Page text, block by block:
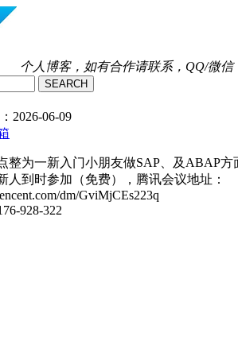
个人博客，如有合作请联系，QQ/微信
SEARCH
2026-06-09
整为一新入门小朋友做SAP、及ABAP方
人到时参加（免费），腾讯会议地址：
dm/GviMjCEs223q
928-322